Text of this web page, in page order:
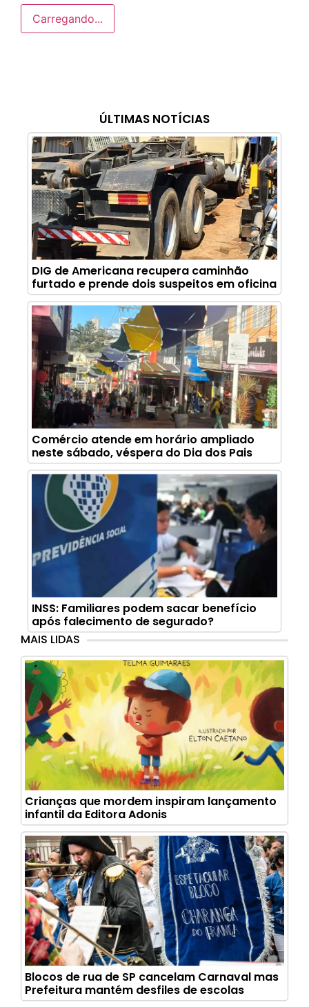
ÚLTIMAS NOTÍCIAS
DIG de Americana recupera caminhão
furtado e prende dois suspeitos em oficina
Comércio atende em horário ampliado
neste sábado, véspera do Dia dos Pais
INSS: Familiares podem sacar benefício
após falecimento de segurado?
Carregando...
MAIS LIDAS
Crianças que mordem inspiram lançamento
infantil da Editora Adonis
Blocos de rua de SP cancelam Carnaval mas
Prefeitura mantém desfiles de escolas